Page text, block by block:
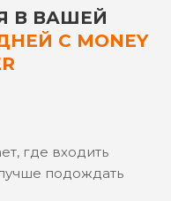
В ВАШЕЙ
С MONEY
где входить
подождать